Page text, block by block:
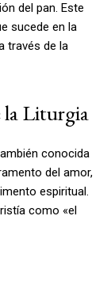
del pan. Este
sucede en la
través de la
la Liturgia
conocida
del amor,
espiritual.
como «el